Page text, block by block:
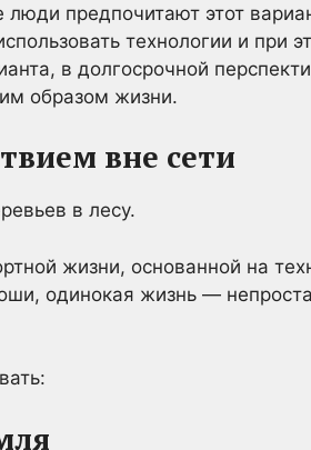
предпочитают этот
технологии и при
в долгосрочной
образом жизни.
вне сети
жизни, основанной на
одинокая жизнь —